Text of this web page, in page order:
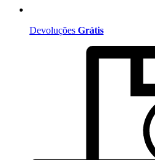
Devoluções Grátis